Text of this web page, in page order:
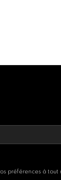
préférences à